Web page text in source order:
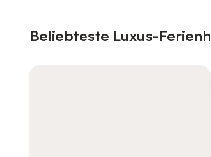
Beliebteste Luxus-